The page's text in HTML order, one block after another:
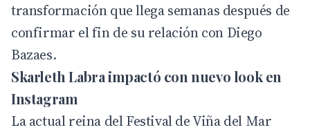
transformación que llega semanas después de
confirmar el fin de su relación con Diego
Bazaes.
Skarleth Labra impactó con nuevo look en
Instagram
La actual reina del Festival de Viña del Mar